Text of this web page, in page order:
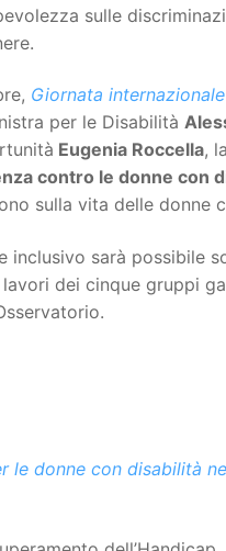
sulle
Giornata
per le Disabilità
Eugenia Roccella,
contro le donne con
sulla vita delle donne
inclusivo sarà possibile
dei cinque gruppi
le donne con disabilità